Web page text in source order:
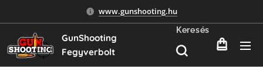
www.gunshooting.hu
GunShooting
Fegyverbolt
Keresés